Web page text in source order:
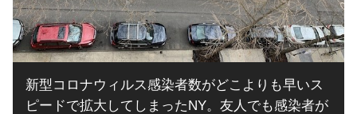
新型コロナウィルス感染者数がどこよりも早いス
ピードで拡大してしまったNY。友人でも感染者が